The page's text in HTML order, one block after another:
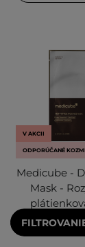
V AKCII
ODPORÚČANÉ
Medicube -
Mask -
peptidmi -